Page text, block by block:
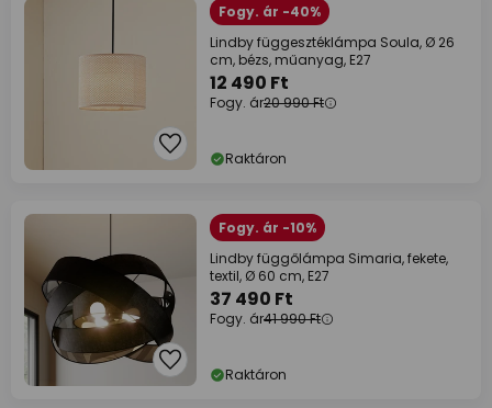
Fogy. ár -40%
Lindby függesztéklámpa Soula, Ø 26
cm, bézs, műanyag, E27
12 490 Ft
Fogy. ár20 990 Ft
Raktáron
Fogy. ár -10%
Lindby függőlámpa Simaria, fekete,
textil, Ø 60 cm, E27
37 490 Ft
Fogy. ár41 990 Ft
Raktáron